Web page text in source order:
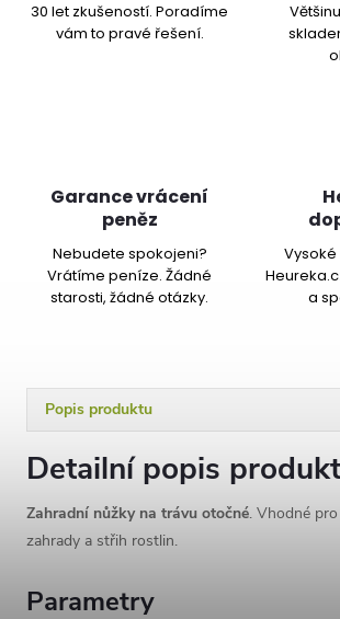
30 let zkušeností. Poradíme
vám to pravé řešení.
Garance vrácení
peněz
Nebudete spokojeni?
Vrátíme peníze. Žádné
starosti, žádné otázky.
a
Popis produktu
Detailní popis
Zahradní nůžky na trávu otočné. Vhodné
zahrady a střih rostlin.
Parametry